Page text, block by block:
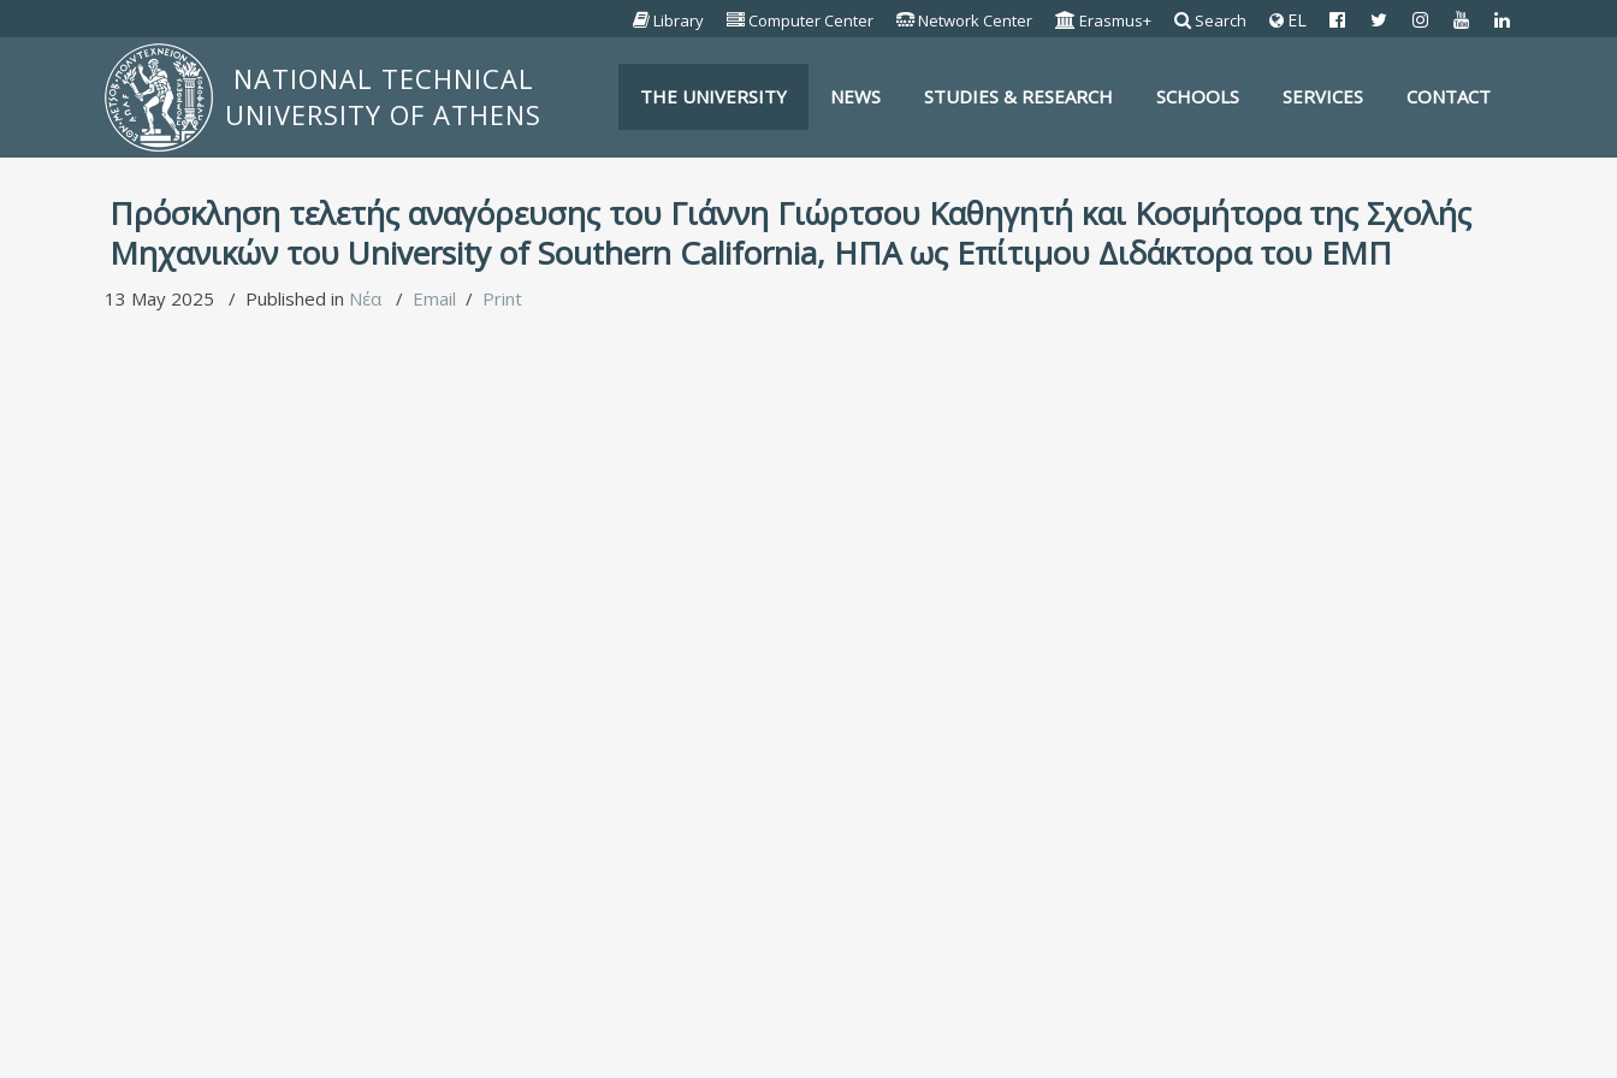
EL
Library Computer Center Network Center Erasmus+ Search
NATIONAL TECHNICAL
UNIVERSITY OF ATHENS
THE UNIVERSITY NEWS STUDIES & RESEARCH SCHOOLS SERVICES CONTACT
Πρόσκληση τελετής αναγόρευσης του Γιάννη Γιώρτσου Καθηγητή και Κοσμήτορα της Σχολής
Μηχανικών του University of Southern California, ΗΠΑ ως Επίτιμου Διδάκτορα του ΕΜΠ
13 May 2025 Published in Νέα Email Print